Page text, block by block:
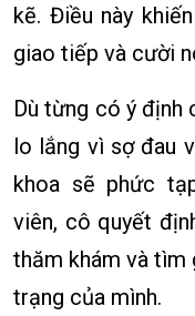
kẽ. Điều này
giao tiếp và cười
Dù từng có ý định
lo lắng vì sợ đau
khoa sẽ phức
viên, cô quyết
thăm khám và tìm
trạng của mình.